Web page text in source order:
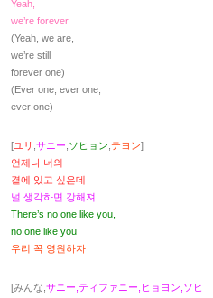
Yeah,
we’re forever
(Yeah, we are,
we’re still
forever one)
(Ever one, ever one,
ever one)
[ユリ サニー ソヒョン テヨン]
언제나 너의
곁에 있고 싶은데
널 생각하면 강해져
There’s no one like you,
no one like you
우리 꼭 영원하자
[みんな, サニー,ティファニー,ヒョヨン,ソヒ